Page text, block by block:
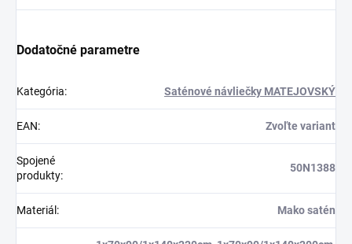
Dodatočné parametre
Kategória: Saténové návliečky MATEJOVSKÝ
EAN: Zvoľte variant
Spojené
produkty:
50N1388
Materiál : Mako satén